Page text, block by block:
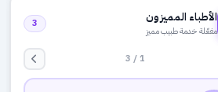
الأطباء المميزون
مفعّلة خدمة طبيب مميز
3
1 / 3